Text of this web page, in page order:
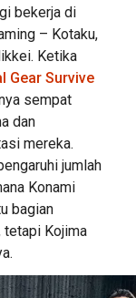
bekerja di
– Kotaku,
Ketika
Gear Survive
sempat
dan
mereka.
jumlah
Konami
bagian
tetapi Kojima